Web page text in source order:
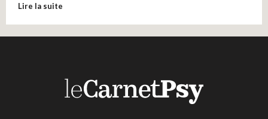
Lire la suite